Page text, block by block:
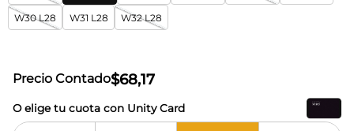
W30 L28 W31 L28 W32 L28
Precio Contado$68,17
O elige tu cuota con Unity Card